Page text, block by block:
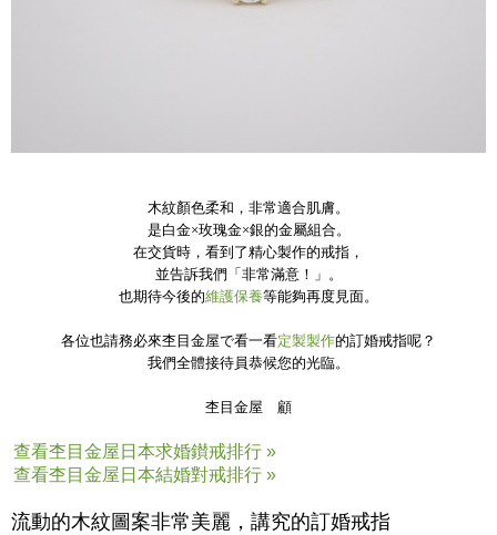
木紋顏色柔和，非常適合肌膚。
是白金×玫瑰金×銀的金屬組合。
在交貨時，看到了精心製作的戒指，
並告訴我們「非常滿意！」。
也期待今後的維護保養等能夠再度見面。
各位也請務必來杢目金屋で看一看定製製作的訂婚戒指呢？
我們全體接待員恭候您的光臨。
杢目金屋 顧
查看杢目金屋日本求婚鑚戒排行 »
查看杢目金屋日本結婚對戒排行 »
流動的木紋圖案非常美麗，講究的訂婚戒指